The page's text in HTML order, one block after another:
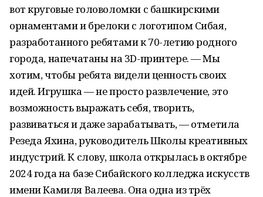
вот круговые головоломки с башкирскими
орнаментами и брелоки с логотипом Сибая,
разработанного ребятами к 70-летию родного
города, напечатаны на 3D-принтере. — Мы
хотим, чтобы ребята видели ценность своих
идей. Игрушка — не просто развлечение, это
возможность выражать себя, творить,
развиваться и даже зарабатывать, — отметила
Резеда Яхина, руководитель Школы креативных
индустрий. К слову, школа открылась в октябре
2024 года на базе Сибайского колледжа искусств
имени Камиля Валеева. Она одна из трёх